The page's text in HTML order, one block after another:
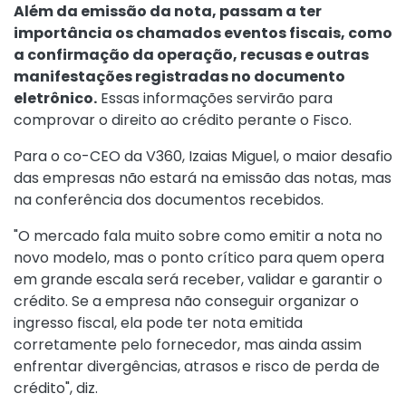
Além da emissão da nota, passam a ter
importância os chamados eventos fiscais, como
a confirmação da operação, recusas e outras
manifestações registradas no documento
eletrônico. Essas informações servirão para
comprovar o direito ao crédito perante o Fisco.
Para o co-CEO da V360, Izaias Miguel, o maior desafio
das empresas não estará na emissão das notas, mas
na conferência dos documentos recebidos.
"O mercado fala muito sobre como emitir a nota no
novo modelo, mas o ponto crítico para quem opera
em grande escala será receber, validar e garantir o
crédito. Se a empresa não conseguir organizar o
ingresso fiscal, ela pode ter nota emitida
corretamente pelo fornecedor, mas ainda assim
enfrentar divergências, atrasos e risco de perda de
crédito", diz.